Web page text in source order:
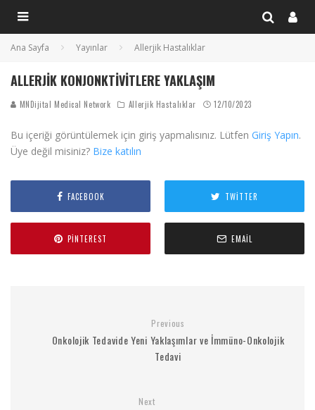
Ana Sayfa Yayınlar Allerjik Hastalıklar
ALLERJIK KONJONKTIVITLERE YAKLAŞIM
MNDijital Medical Network Allerjik Hastalıklar 12/10/2023
Bu içeriği görüntülemek için giriş yapmalısınız. Lütfen Giriş Yapın.
Üye değil misiniz? Bize katılın
FACEBOOK TWITTER
PINTEREST EMAIL
Previous
Onkolojik Tedavide Yeni Yaklaşımlar ve İmmüno-Onkolojik
Tedavi
Next